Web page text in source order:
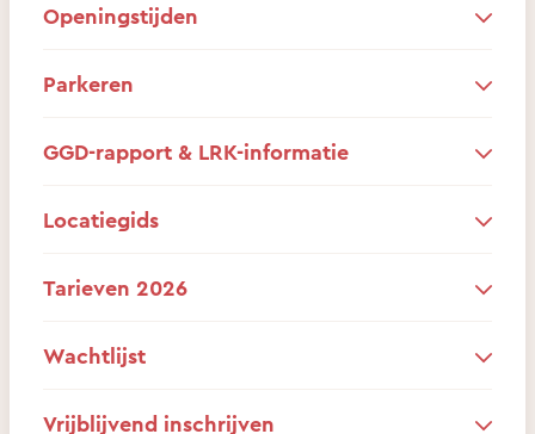
Openingstijden
Parkeren
GGD-rapport & LRK-informatie
Locatiegids
Tarieven 2026
Wachtlijst
Vrijblijvend inschrijven